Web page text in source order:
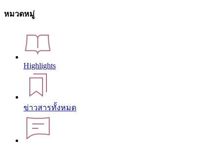
หมวดหมู่
Highlights
ข่าวสารทั้งหมด